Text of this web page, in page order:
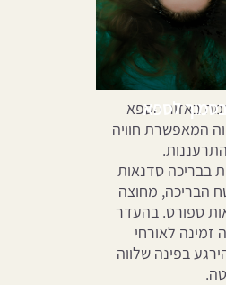
בסמוך לספא
באזור הספא
המאפשרת חוויה
בבריכה סדנאות
הבריכה, מחוצה
ספורט. בהעדר
זמינה לאורחי
בפינה שלווה